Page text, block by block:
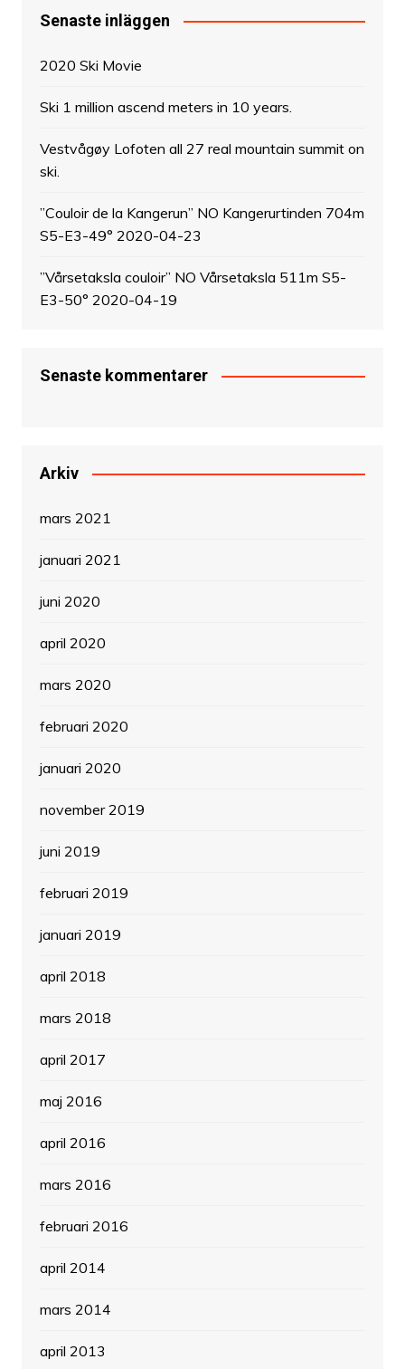
Senaste inläggen
2020 Ski Movie
Ski 1 million ascend meters in 10 years.
Vestvågøy Lofoten all 27 real mountain summit on
ski.
”Couloir de la Kangerun” NO Kangerurtinden 704m
S5-E3-49° 2020-04-23
”Vårsetaksla couloir” NO Vårsetaksla 511m S5-
E3-50° 2020-04-19
Senaste kommentarer
Arkiv
mars 2021
januari 2021
juni 2020
april 2020
mars 2020
februari 2020
januari 2020
november 2019
juni 2019
februari 2019
januari 2019
april 2018
mars 2018
april 2017
maj 2016
april 2016
mars 2016
februari 2016
april 2014
mars 2014
april 2013